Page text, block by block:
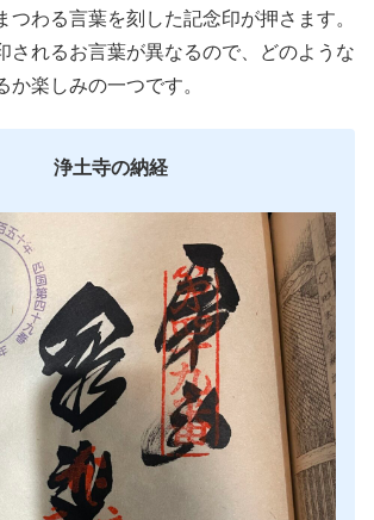
つわる言葉を刻した記念印が押さます。
されるお言葉が異なるので、どのような
か楽しみの一つです。
浄土寺の納経